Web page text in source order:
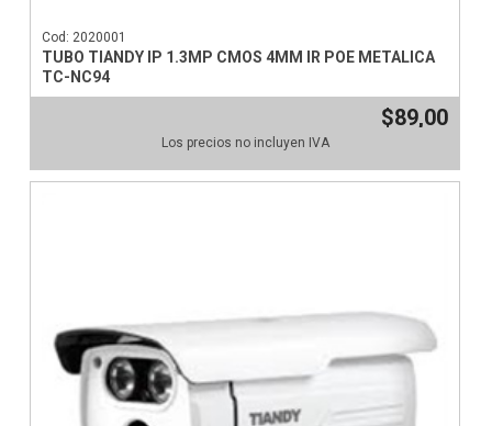
Cod: 2020001
TUBO TIANDY IP 1.3MP CMOS 4MM IR POE METALICA
TC-NC94
$89,00
Los precios no incluyen IVA